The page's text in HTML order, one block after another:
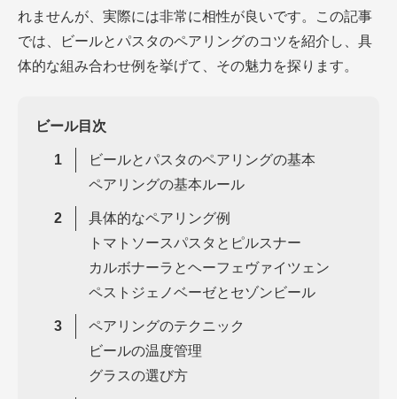
れませんが、実際には非常に相性が良いです。この記事
では、ビールとパスタのペアリングのコツを紹介し、具
体的な組み合わせ例を挙げて、その魅力を探ります。
ビール目次
ビールとパスタのペアリングの基本
ペアリングの基本ルール
具体的なペアリング例
トマトソースパスタとピルスナー
カルボナーラとヘーフェヴァイツェン
ペストジェノベーゼとセゾンビール
ペアリングのテクニック
ビールの温度管理
グラスの選び方